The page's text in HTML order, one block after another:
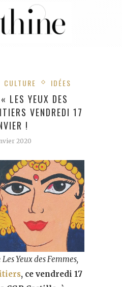
CULTURE IDÉES
LES YEUX DES
VENDREDI 17
!
2020
Les Yeux des Femmes,
, ce vendredi 17